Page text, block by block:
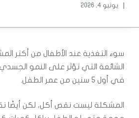
يونيو 4, 2026
سوء التغذية عند الأطفال من أكتر
الشائعة التي تؤثر على النمو
في أول 5 سنين من عمر الطفل.
المشكلة ليست نقص أكل، لكن أيضًا